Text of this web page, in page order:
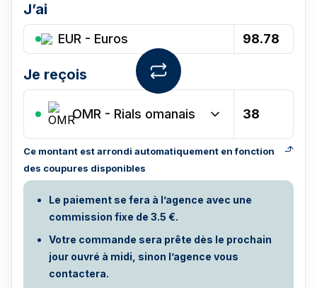
J’ai
EUR - Euros
Je reçois
OMR - Rials omanais
Ce montant est arrondi automatiquement en fonction
des coupures disponibles
Le paiement se fera à l’agence avec une
commission fixe de 3.5 €.
Votre commande sera prête dès le prochain
jour ouvré à midi, sinon l’agence vous
contactera.